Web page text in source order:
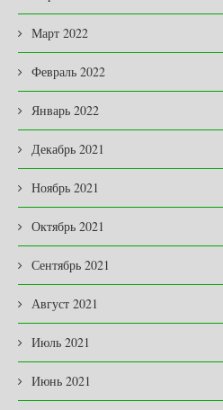
Март 2022
Февраль 2022
Январь 2022
Декабрь 2021
Ноябрь 2021
Октябрь 2021
Сентябрь 2021
Август 2021
Июль 2021
Июнь 2021